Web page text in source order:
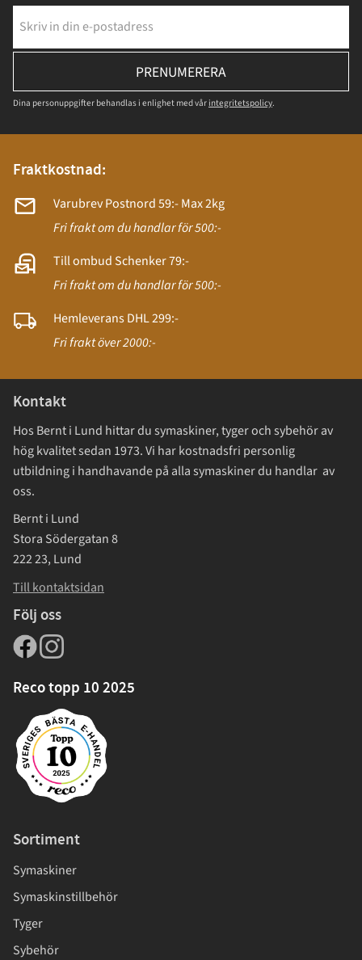
PRENUMERERA
Dina personuppgifter behandlas i enlighet med vår integritetspolicy.
Fraktkostnad:
Varubrev Postnord 59:- Max 2kg
Fri frakt om du handlar för 500:-
Till ombud Schenker 79:-
Fri frakt om du handlar för 500:-
Hemleverans DHL 299:-
Fri frakt över 2000:-
Kontakt
Hos Bernt i Lund hittar du symaskiner, tyger och sybehör av
hög kvalitet sedan 1973. Vi har kostnadsfri personlig
utbildning i handhavande på alla symaskiner du handlar av
oss.
Bernt i Lund
Stora Södergatan 8
222 23, Lund
Till kontaktsidan
Följ oss
Reco topp 10 2025
Sortiment
Symaskiner
Symaskinstillbehör
Tyger
Sybehör